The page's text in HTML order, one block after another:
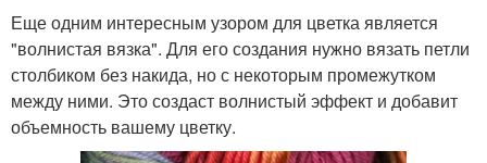
Еще одним интересным узором для цветка является
"волнистая вязка". Для его создания нужно вязать петли
столбиком без накида, но с некоторым промежутком
между ними. Это создаст волнистый эффект и добавит
объемность вашему цветку.